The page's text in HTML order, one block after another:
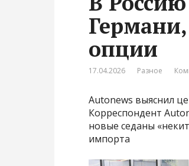
опции
17.04.2026 Разное
Autonews выяснил
Корреспондент
новые седаны
импорта